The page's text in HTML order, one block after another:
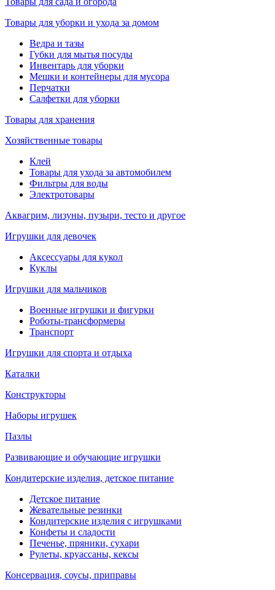
Товары для уборки и ухода за домом
Ведра и тазы
Губки для мытья посуды
Инвентарь для уборки
Мешки и контейнеры для мусора
Перчатки
Салфетки для уборки
Товары для хранения
Хозяйственные товары
Клей
Товары для ухода за автомобилем
Фильтры для воды
Электротовары
Аквагрим, лизуны, пузыри, тесто и другое
Игрушки для девочек
Аксессуары для кукол
Куклы
Игрушки для мальчиков
Военные игрушки и фигурки
Роботы-трансформеры
Транспорт
Игрушки для спорта и отдыха
Каталки
Конструкторы
Наборы игрушек
Пазлы
Развивающие и обучающие игрушки
Кондитерские изделия, детское питание
Детское питание
Жевательные резинки
Кондитерские изделия с игрушками
Конфеты и сладости
Печенье, пряники, сухари
Рулеты, круассаны, кексы
Консервация, соусы, приправы